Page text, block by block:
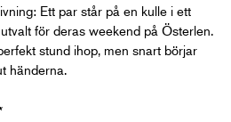
Ett par står på en kulle i ett
för deras weekend på Österlen.
stund ihop, men snart börjar
händerna.